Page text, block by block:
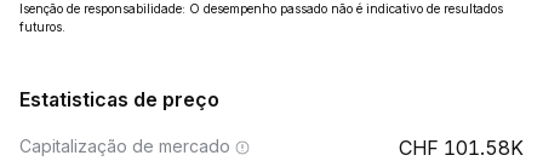
Isenção de responsabilidade: O desempenho passado não é indicativo de resultados
futuros.
Estatisticas de preço
Capitalização de mercado 101.58K